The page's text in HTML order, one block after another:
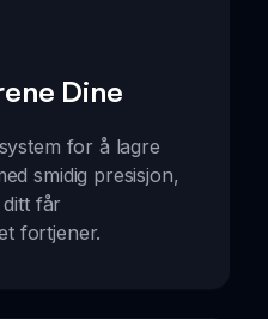
Dine
for å lagre
smidig presisjon,
får
fortjener.